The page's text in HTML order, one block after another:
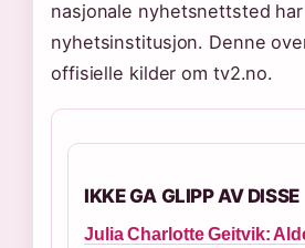
nasjonale nyhetsnettsted
nyhetsinstitusjon. Denne
offisielle kilder om tv2.no.
IKKE GA GLIPP AV DISSE
Julia Charlotte Geitvik: